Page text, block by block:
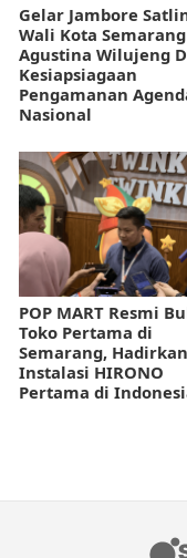
Gelar Jambore
Wali Kota Semarang
Agustina Wilujeng
Kesiapsiagaan
Pengamanan
Nasional
POP MART Resmi
Toko Pertama di
Semarang, Hadirkan
Instalasi HIRONO
Pertama di